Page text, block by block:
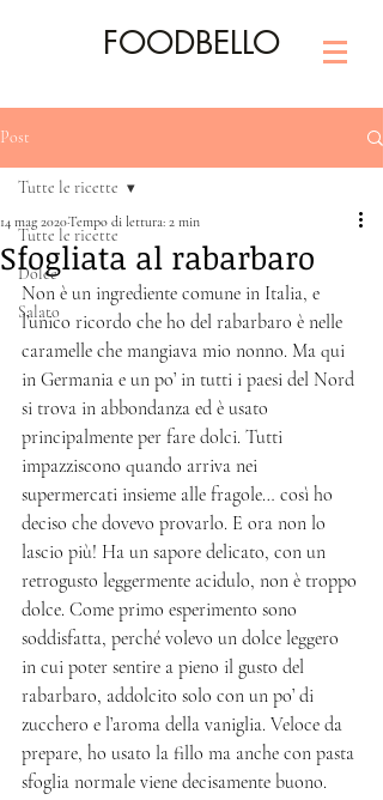
FOODBELLO
Post
Tutte le ricette
Dolce
Salato
Tutte le ricette
Sfogliata al rabarbaro
14 mag 2020Tempo di lettura: 2 min
Non è un ingrediente comune in Italia, e
l’unico ricordo che ho del rabarbaro è nelle
caramelle che mangiava mio nonno. Ma qui
in Germania e un po’ in tutti i paesi del Nord
si trova in abbondanza ed è usato
principalmente per fare dolci. Tutti
impazziscono quando arriva nei
supermercati insieme alle fragole… così ho
deciso che dovevo provarlo. E ora non lo
lascio più! Ha un sapore delicato, con un
retrogusto leggermente acidulo, non è troppo
dolce. Come primo esperimento sono
soddisfatta, perché volevo un dolce leggero
in cui poter sentire a pieno il gusto del
rabarbaro, addolcito solo con un po’ di
zucchero e l’aroma della vaniglia. Veloce da
prepare, ho usato la fillo ma anche con pasta
sfoglia normale viene decisamente buono.